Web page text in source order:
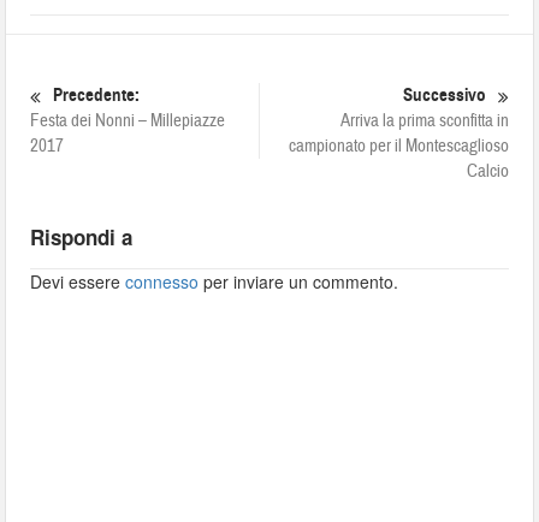
Precedente:
Festa dei Nonni – Millepiazze
2017
Successivo
Arriva la prima sconfitta in
campionato per il Montescaglioso
Calcio
Rispondi a
Devi essereconnesso per inviare un commento.